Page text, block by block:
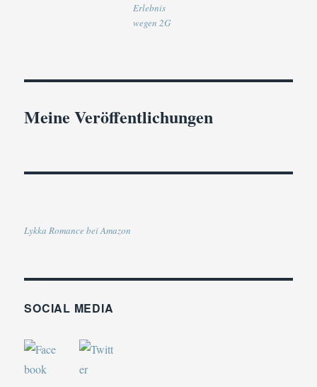
Erlebnis
wegen 2G
Meine Veröffentlichungen
Lykka Romance bei Amazon
SOCIAL MEDIA